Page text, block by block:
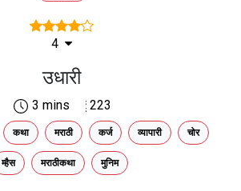
4
उधारी
3 mins 223
कथा मराठी कर्ज व्यापारी चोर
म्हैस मराठीकथा मुनिम